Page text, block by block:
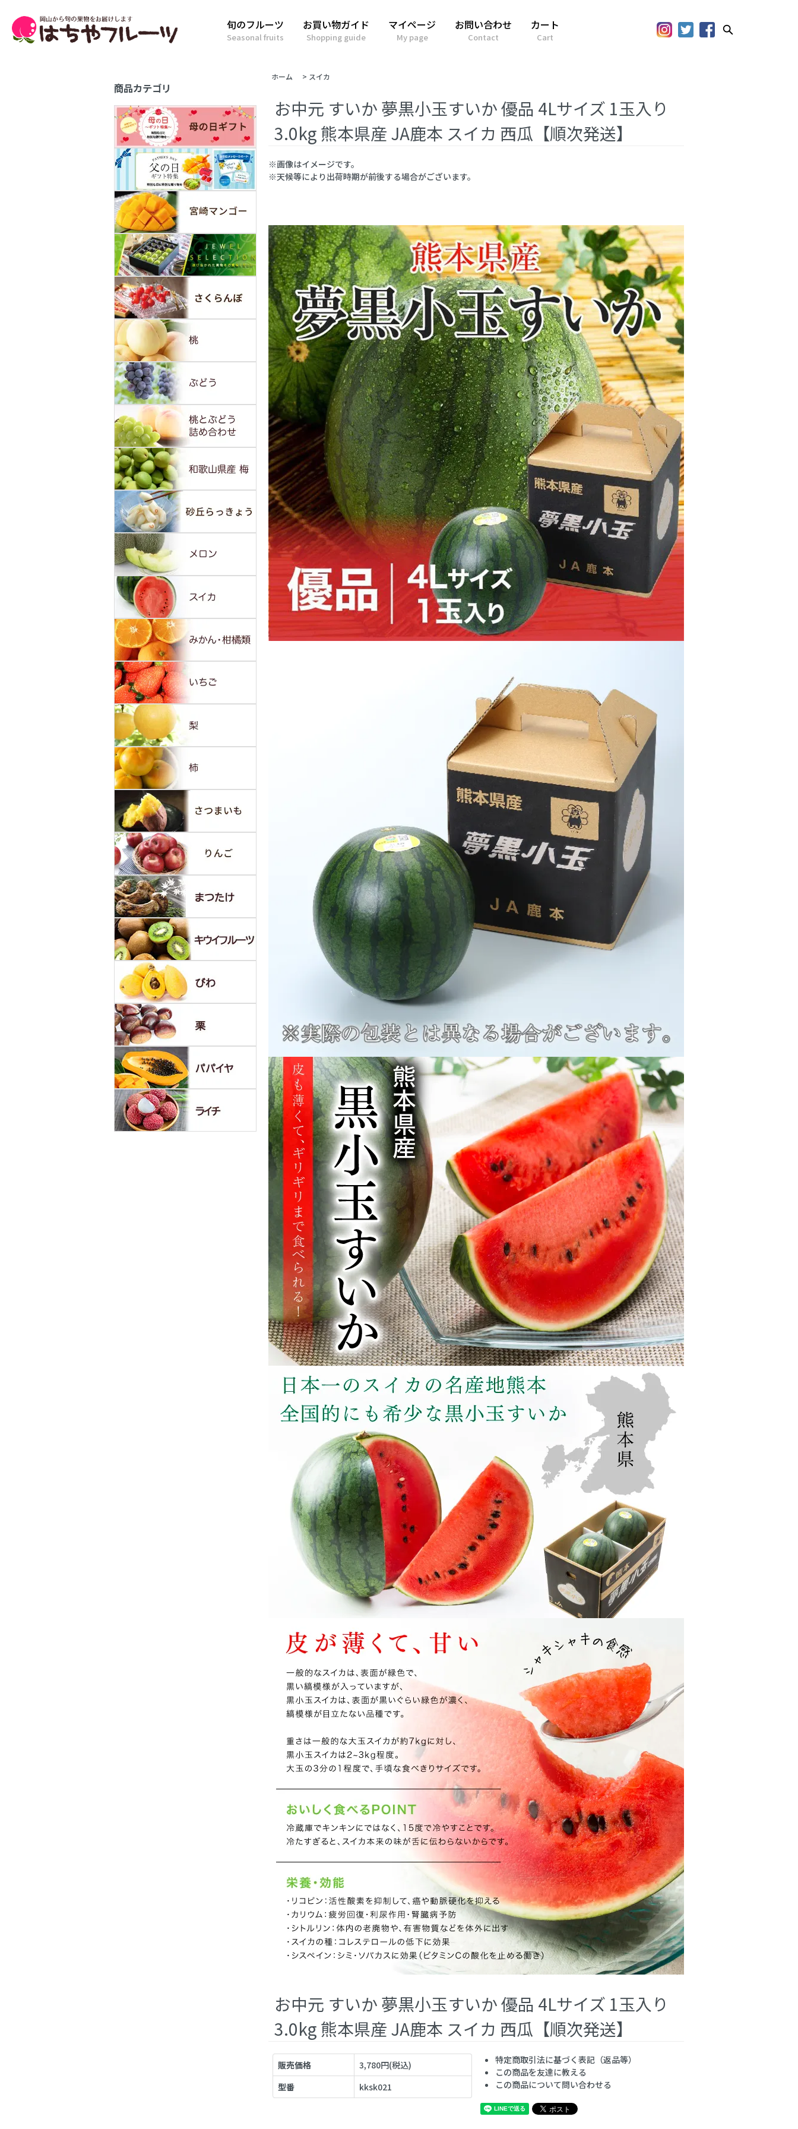
旬のフルーツ
Seasonal fruits
お買い物ガイド
Shopping guide
マイページ
My page
お問い合わせ
Contact
カート
Cart
商品カテゴリ
ホーム > スイカ
お中元 すいか 夢黒小玉すいか 優品 4Lサイズ 1玉入り
3.0kg 熊本県産 JA鹿本 スイカ 西瓜【順次発送】
※画像はイメージです。
※天候等により出荷時期が前後する場合がございます。
お中元 すいか 夢黒小玉すいか 優品 4Lサイズ 1玉入り
3.0kg 熊本県産 JA鹿本 スイカ 西瓜【順次発送】
販売価格
3,780円(税込)
型番
kksk021
特定商取引法に基づく表記（返品等）
この商品を友達に教える
この商品について問い合わせる